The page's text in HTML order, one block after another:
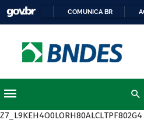
COMUNICA BR
Z7_L9KEH4O0LORH80ALCLTPF802G4